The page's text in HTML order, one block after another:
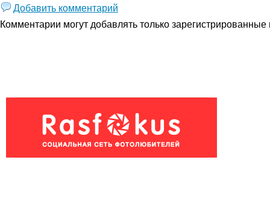
Добавить комментарий
Комментарии могут добавлять толькозарегистрированные